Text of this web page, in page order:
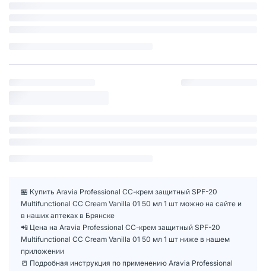
🏪 Купить Aravia Professional СС-крем защитный SPF-20
Multifunctional CC Cream Vanilla 01 50 мл 1 шт можно на сайте и
в наших аптеках в Брянске
📲 Цена на Aravia Professional СС-крем защитный SPF-20
Multifunctional CC Cream Vanilla 01 50 мл 1 шт ниже в нашем
приложении
📒 Подробная инструкция по применению Aravia Professional